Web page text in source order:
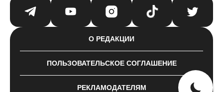
О РЕДАКЦИИ
ПОЛЬЗОВАТЕЛЬСКОЕ СОГЛАШЕНИЕ
РЕКЛАМОДАТЕЛЯМ